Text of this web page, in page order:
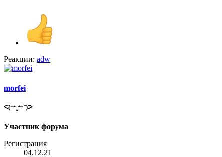
Реакции: adw
morfei
ᕙ(⇀‸↼‶)ᕗ
Участник форума
Регистрация
04.12.21